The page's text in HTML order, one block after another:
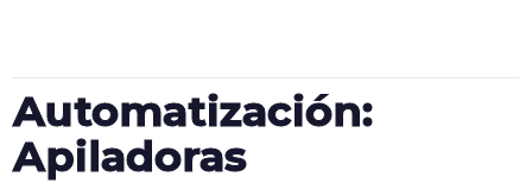
Automatización:
Apiladoras